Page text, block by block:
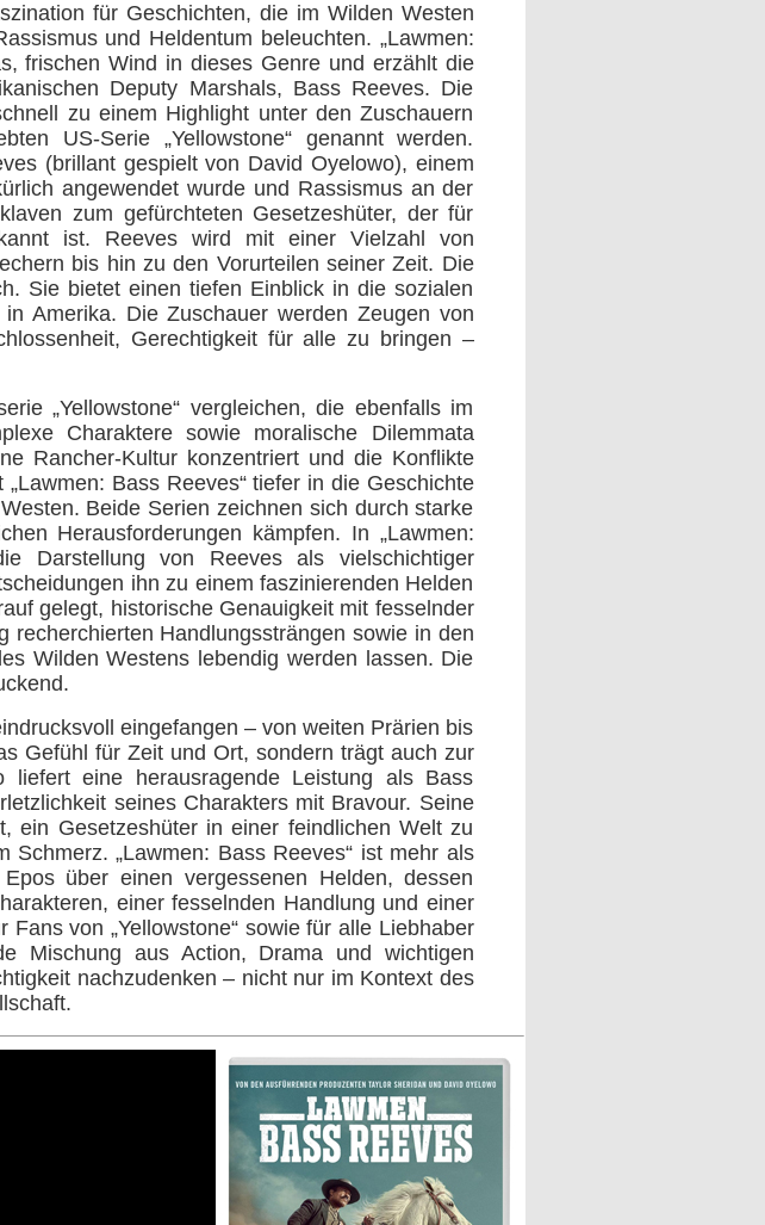
für Geschichten, die im Wilden Westen
und Heldentum beleuchten. „Lawmen:
frischen Wind in dieses Genre und erzählt die
Deputy Marshals, Bass Reeves. Die
zu einem Highlight unter den Zuschauern
US-Serie „Yellowstone“ genannt werden.
(brillant gespielt von David Oyelowo), einem
angewendet wurde und Rassismus an der
zum gefürchteten Gesetzeshüter, der für
ist. Reeves wird mit einer Vielzahl von
bis hin zu den Vorurteilen seiner Zeit. Die
Sie bietet einen tiefen Einblick in die sozialen
Amerika. Die Zuschauer werden Zeugen von
Gerechtigkeit für alle zu bringen –
„Yellowstone“ vergleichen, die ebenfalls im
Charaktere sowie moralische Dilemmata
Rancher-Kultur konzentriert und die Konflikte
Bass Reeves“ tiefer in die Geschichte
Beide Serien zeichnen sich durch starke
Herausforderungen kämpfen. In „Lawmen:
Darstellung von Reeves als vielschichtiger
ihn zu einem faszinierenden Helden
gelegt, historische Genauigkeit mit fesselnder
recherchierten Handlungssträngen sowie in den
Wilden Westens lebendig werden lassen. Die
eingefangen – von weiten Prärien bis
Gefühl für Zeit und Ort, sondern trägt auch zur
liefert eine herausragende Leistung als Bass
seines Charakters mit Bravour. Seine
ein Gesetzeshüter in einer feindlichen Welt zu
„Lawmen: Bass Reeves“ ist mehr als
über einen vergessenen Helden, dessen
einer fesselnden Handlung und einer
von „Yellowstone“ sowie für alle Liebhaber
Mischung aus Action, Drama und wichtigen
nachzudenken – nicht nur im Kontext des